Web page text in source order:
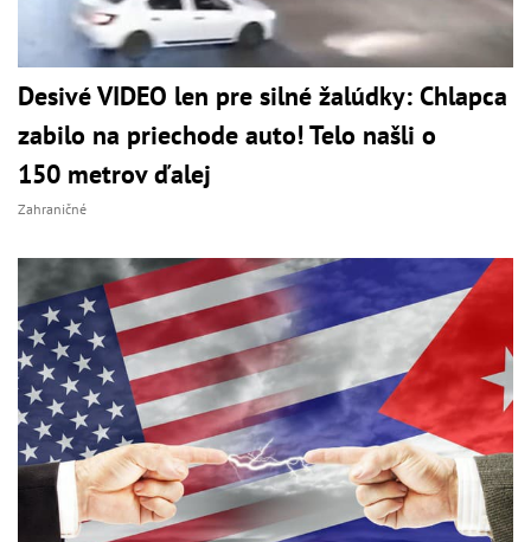
Desivé VIDEO len pre silné žalúdky: Chlapca
zabilo na priechode auto! Telo našli o
150 metrov ďalej
Zahraničné